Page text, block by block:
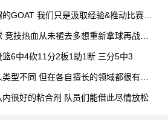
GOAT 我们只是汲取经验&推动比赛发
技热血从未褪去多想重新拿球再战一
6中4砍11分2板1助1断 三分5中3
型不同 但在各自擅长的领域都很有效
很好的粘合剂 队员们能借此尽情放松